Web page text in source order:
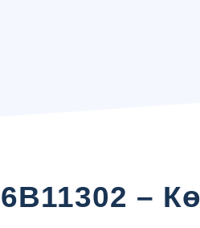
6B11302 –